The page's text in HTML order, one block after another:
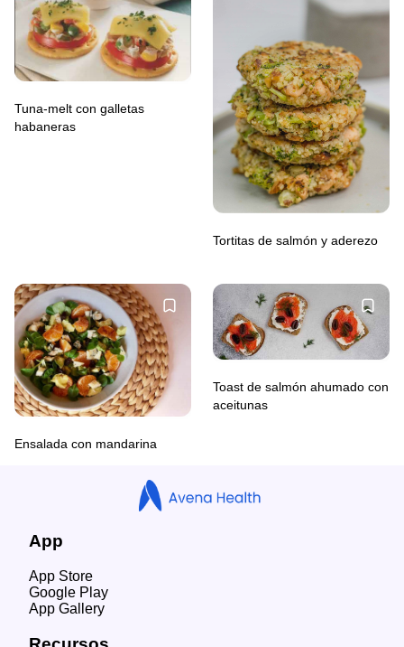
Tuna-melt con galletas
habaneras
Tortitas de salmón y aderezo
Ensalada con mandarina
Toast de salmón ahumado con
aceitunas
App
App Store
Google Play
App Gallery